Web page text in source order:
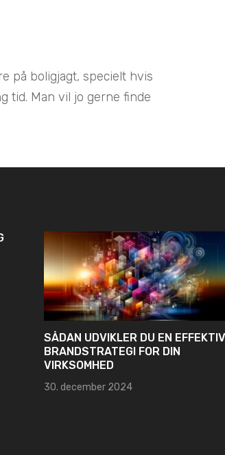
på boligjagt, specielt hvis
tid. Man vil jo gerne finde
SÅDAN UDVIKLER DU EN EFFEKTIV
BRANDSTRATEGI FOR DIN
VIRKSOMHED
30. december 2024